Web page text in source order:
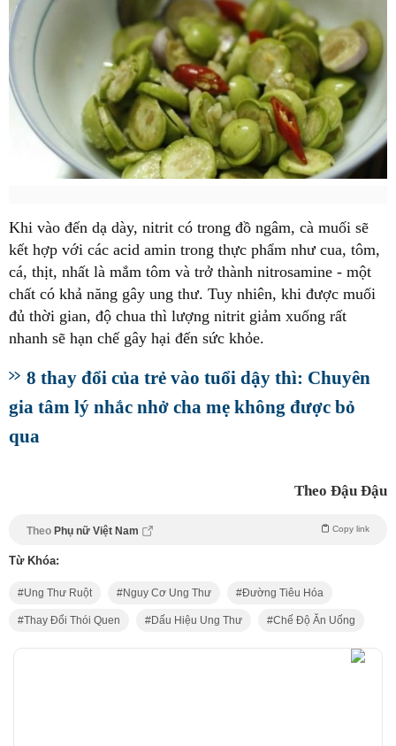
Khi vào đến dạ dày, nitrit có trong đồ ngâm, cà muối sẽ
kết hợp với các acid amin trong thực phẩm như cua, tôm,
cá, thịt, nhất là mắm tôm và trở thành nitrosamine - một
chất có khả năng gây ung thư. Tuy nhiên, khi được muối
đủ thời gian, độ chua thì lượng nitrit giảm xuống rất
nhanh sẽ hạn chế gây hại đến sức khỏe.
8 thay đổi của trẻ vào tuổi dậy thì: Chuyên
gia tâm lý nhắc nhở cha mẹ không được bỏ
qua
Theo Đậu Đậu
Theo Phụ nữ Việt Nam Copy link
Từ Khóa:
Ung Thư Ruột Nguy Cơ Ung Thư Đường Tiêu Hóa
Thay Đổi Thói Quen Dấu Hiệu Ung Thư Chế Độ Ăn Uống